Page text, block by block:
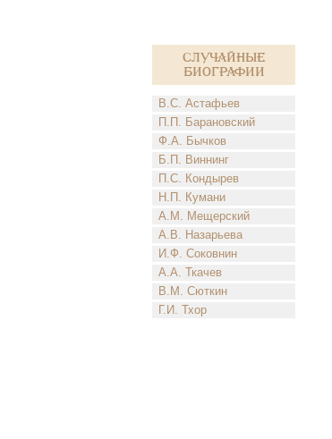
Случайные
биографии
В.С. Астафьев
П.П. Барановский
Ф.А. Бычков
Б.П. Виннинг
П.С. Кондырев
Н.П. Кумани
А.М. Мещерский
А.В. Назарьева
И.Ф. Соковнин
А.А. Ткачев
В.М. Сюткин
Г.И. Тхор